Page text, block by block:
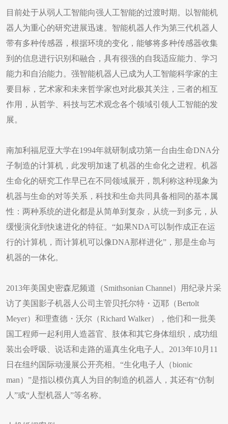
目前处于从弱人工智能向强人工智能的过渡时期。以智能机
器人为重心的研究进展迅速。智能机器人作为第三代机器人
带有多种传感器，根据环境的变化，能够将多种传感器收集
到的信息进行识别和融合，具有很强的自我适应能力、学习
能力和自治能力。强智能机器人已成为人工智能科学家的主
要目标，艺术家和未来哲学家也对此极其关注，三者的相互
作用，从哲学、科技与艺术观念各个领域引领人工智能的发
展。
南加利福尼亚大学在1994年就研制成功第一台由生命DNA分
子制造的计算机，此发明加速了机器的生命化之进程。机器
生命化的研究工作早已在不同领域展开，凯利称这种现象为
机器与生命的对等关系，科技和生命共同具备相同的基本属
性：两种系统的进化都是从简单到复杂，从统一到多元，从
缓慢演化到快速进化的特征。“如果NDA可以制作成正在运
行的计算机，而计算机可以像DNA那样进化”，那是生命与
机器的一体化。
2013年美国史密森尼频道（Smithsonian Channel）用纪录片采
访了美国影子机器人公司主管贝托尔特・迈耶（Bertolt
Meyer）和理查德・沃尔（Richard Walker），他们和一批美
国工程师一起利用人造器官、肢体和其它身体组织，成功组
装出会呼吸、说话和走路的逼真生化电子人。2013年10月11
日在纽约国际动漫展公开亮相。“生化电子人（bionic
man）”是指以模仿真人为目的制造的机器人，其还有“仿制
人”或“人型机器人”等名称。